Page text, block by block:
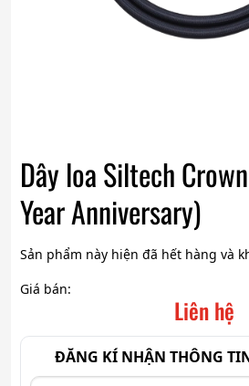
Dây loa Siltech
Year Anniversary)
Sản phẩm này hiện đã hết hàng và
Giá bán:
Liên hệ
ĐĂNG KÍ NHẬN THÔNG